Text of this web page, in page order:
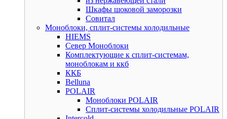
Шкафы шоковой заморозки
Совитал
Моноблоки, сплит-системы холодильные
HIEMS
Север Моноблоки
Комплектующие к сплит-системам,
моноблокам и ккб
ККБ
Belluna
POLAIR
Моноблоки POLAIR
Сплит-системы холодильные POLAIR